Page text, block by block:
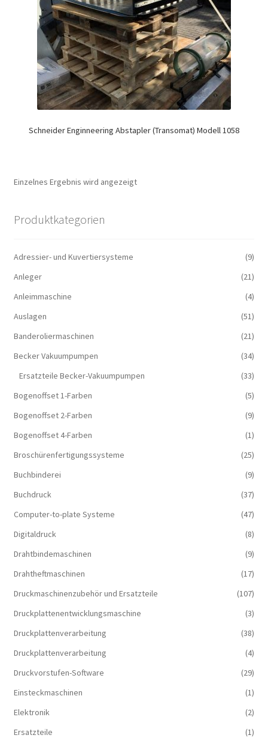
Schneider Enginneering Abstapler (Transomat) Modell 1058
Einzelnes Ergebnis wird angezeigt
Produktkategorien
Adressier- und Kuvertiersysteme
(9)
Anleger
(21)
Anleimmaschine
(4)
Auslagen
(51)
Banderoliermaschinen
(21)
Becker Vakuumpumpen
(34)
Ersatzteile Becker-Vakuumpumpen
(33)
Bogenoffset 1-Farben
(5)
Bogenoffset 2-Farben
(9)
Bogenoffset 4-Farben
(1)
Broschürenfertigungssysteme
(25)
Buchbinderei
(9)
Buchdruck
(37)
Computer-to-plate Systeme
(47)
Digitaldruck
(8)
Drahtbindemaschinen
(9)
Drahtheftmaschinen
(17)
Druckmaschinenzubehör und Ersatzteile
(107)
Druckplattenentwicklungsmaschine
(3)
Druckplattenverarbeitung
(38)
Druckplattenverarbeitung
(4)
Druckvorstufen-Software
(29)
Einsteckmaschinen
(1)
Elektronik
(2)
Ersatzteile
(1)